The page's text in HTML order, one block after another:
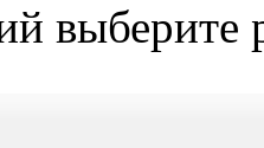
выберите